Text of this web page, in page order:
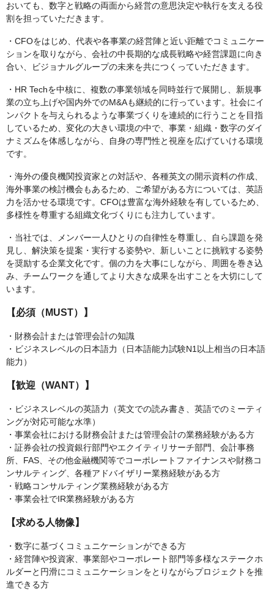
おいても、数字と戦略の両面から経営の意思決定や執行を支える役
割を担っていただきます。
・CFOをはじめ、代表や各事業の経営陣と近い距離でコミュニケー
ションを取りながら、会社の中長期的な成長戦略や経営課題に向き
合い、ビジョナルグループの未来を共につくっていただきます。
・HR Techを中核に、複数の事業領域を同時並行で展開し、新規事
業の立ち上げや国内外でのM&Aも継続的に行っています。社会にイ
ンパクトを与えられるような事業づくりを連続的に行うことを目指
しているため、変化の大きい環境の中で、事業・組織・数字のダイ
ナミズムを体感しながら、自身の専門性と視座を広げていける環境
です。
・海外の優良機関投資家との対話や、各種英文の開示資料の作成、
海外事業の検討機会もあるため、ご希望がある方については、英語
力を活かせる環境です。CFOは豊富な海外経験を有しているため、
多様性を尊重する組織文化づくりにも注力しています。
・当社では、メンバー一人ひとりの自律性を尊重し、自ら課題を発
見し、解決策を提案・実行する姿勢や、新しいことに挑戦する姿勢
を奨励する企業文化です。個の力を大事にしながら、周囲を巻き込
み、チームワークを通してより大きな成果を出すことを大切にして
います。
【必須（MUST）】
・財務会計または管理会計の知識
・ビジネスレベルの日本語力（日本語能力試験N1以上相当の日本語
能力）
【歓迎（WANT）】
・ビジネスレベルの英語力（英文での読み書き、英語でのミーティ
ングが対応可能な水準）
・事業会社における財務会計または管理会計の業務経験がある方
・証券会社の投資銀行部門やエクイティリサーチ部門、会計事務
所、FAS、その他金融機関等でコーポレートファイナンスや財務コ
ンサルティング、各種アドバイザリー業務経験がある方
・戦略コンサルティング業務経験がある方
・事業会社でIR業務経験がある方
【求める人物像】
・数字に基づくコミュニケーションができる方
・経営陣や投資家、事業部やコーポレート部門等多様なステークホ
ルダーと円滑にコミュニケーションをとりながらプロジェクトを推
進できる方